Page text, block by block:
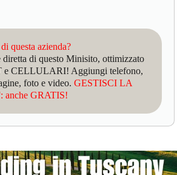
questa azienda?
diretta di questo Minisito, ottimizzato
e CELLULARI! Aggiungi telefono,
foto e video.GESTISCI LA
GRATIS!